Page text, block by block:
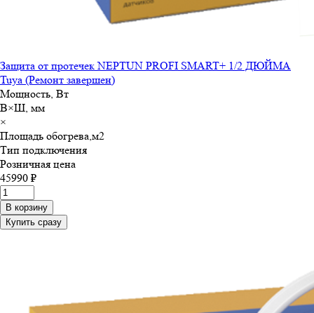
Защита от протечек NEPTUN PROFI SMART+ 1/2 ДЮЙМА
Tuya (Ремонт завершен)
Мощность, Вт
В×Ш, мм
×
Площадь обогрева,м2
Тип подключения
Розничная цена
45990 ₽
В корзину
Купить сразу